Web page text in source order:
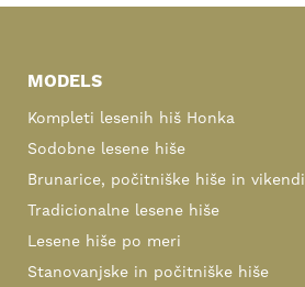
Sidebar
MODELS
Kompleti lesenih hiš Honka
Sodobne lesene hiše
Brunarice, počitniške hiše in vikendi
Tradicionalne lesene hiše
Lesene hiše po meri
Stanovanjske in počitniške hiše